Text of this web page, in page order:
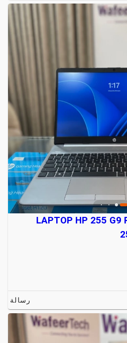
LAPTOP HP 255 G9
رسالة